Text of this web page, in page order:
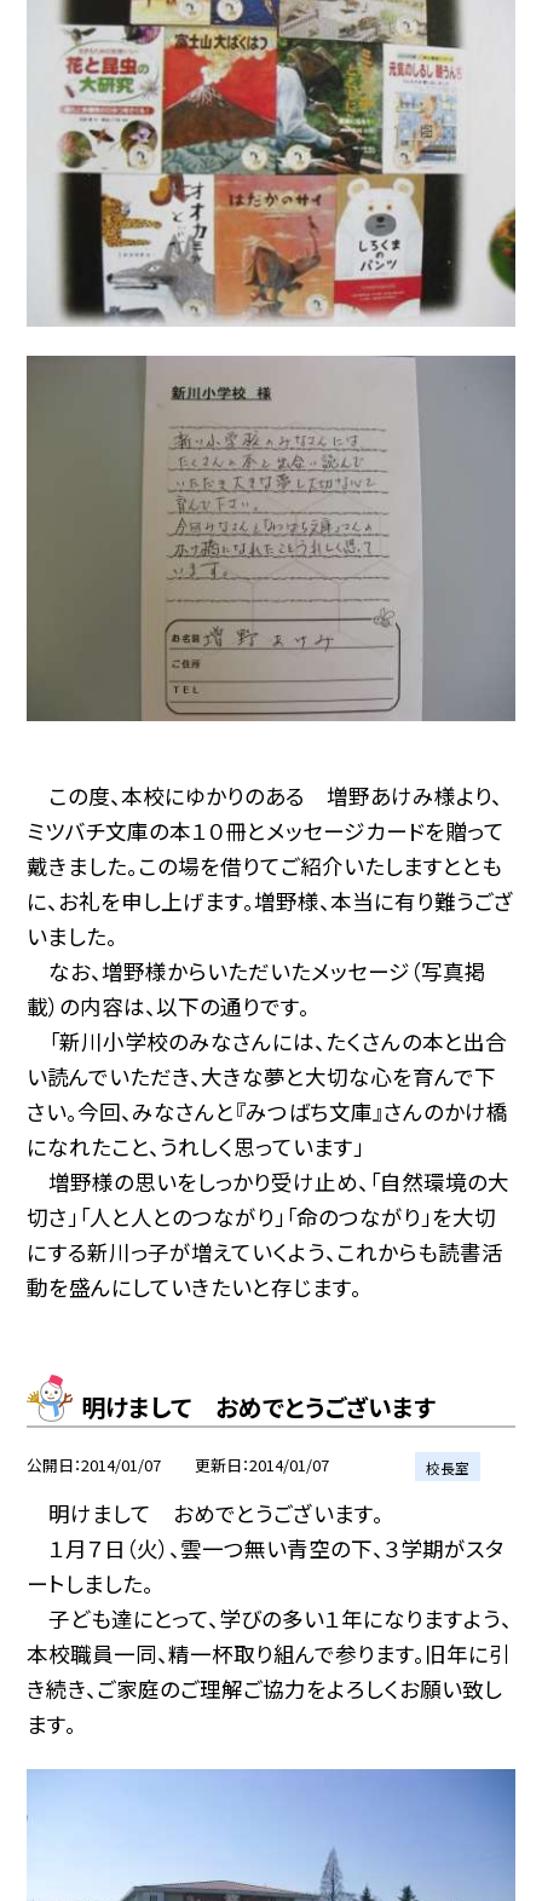
この度、本校にゆかりのある 増野あけみ様より、
ミツバチ文庫の本１０冊とメッセージカードを贈って
戴きました。この場を借りてご紹介いたしますととも
に、お礼を申し上げます。増野様、本当に有り難うござ
いました。
なお、増野様からいただいたメッセージ（写真掲
載）の内容は、以下の通りです。
「新川小学校のみなさんには、たくさんの本と出合
い読んでいただき、大きな夢と大切な心を育んで下
さい。今回、みなさんと『みつばち文庫』さんのかけ橋
になれたこと、うれしく思っています」
増野様の思いをしっかり受け止め、「自然環境の大
切さ」「人と人とのつながり」「命のつながり」を大切
にする新川っ子が増えていくよう、これからも読書活
動を盛んにしていきたいと存じます。
明けまして おめでとうございます
公開日 2014/01/07 更新日 2014/01/07 校長室
明けまして おめでとうございます。
１月７日（火）、雲一つ無い青空の下、３学期がスタ
ートしました。
子ども達にとって、学びの多い１年になりますよう、
本校職員一同、精一杯取り組んで参ります。旧年に引
き続き、ご家庭のご理解ご協力をよろしくお願い致し
ます。